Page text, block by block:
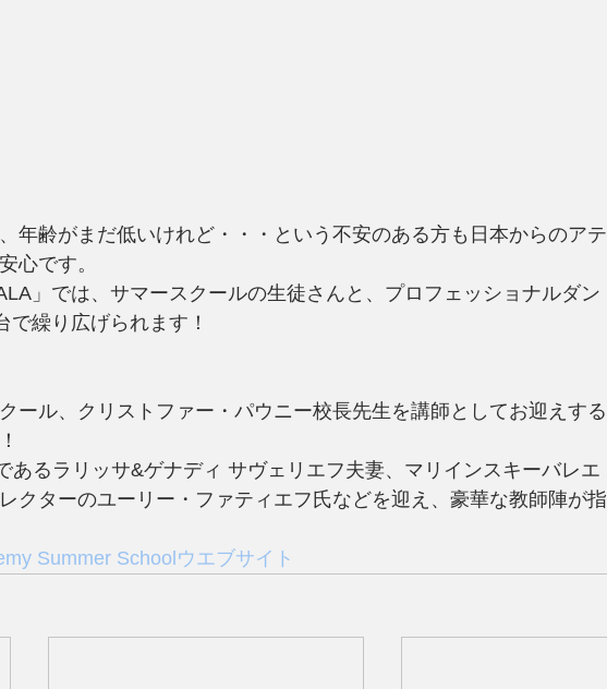
年齢がまだ低いけれど・・・という不安のある方も日本からのアテ
心です。
」では、サマースクールの生徒さんと、プロフェッショナルダン
繰り広げられます！
ール、クリストファー・パウニー校長先生を講師としてお迎えする
あるラリッサ&ゲナディ サヴェリエフ夫妻、マリインスキーバレエ
クターのユーリー・ファティエフ氏などを迎え、豪華な教師陣が指
Summer Schoolウエブサイト